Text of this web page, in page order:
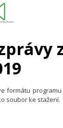
formátu
soubor ke stažení.